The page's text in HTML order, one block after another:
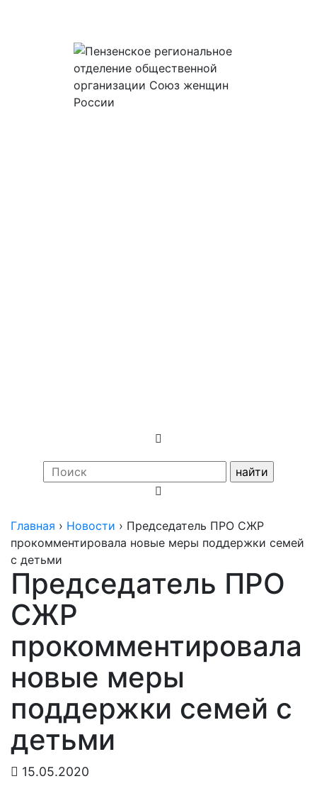
Главная › Новости › Председатель ПРО СЖР
прокомментировала новые меры поддержки семей
с детьми
Председатель ПРО
СЖР
прокомментировала
новые меры
поддержки семей с
детьми
15.05.2020